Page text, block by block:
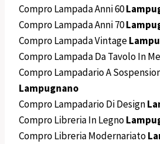
Compro Lampada Anni 60
Compro Lampada Anni 70
Compro Lampada Vintage
Compro Lampada Da Tavolo In
Compro Lampadario A
Lampugnano
Compro Lampadario Di Design
Compro Libreria In Legno
Compro Libreria Modernariato